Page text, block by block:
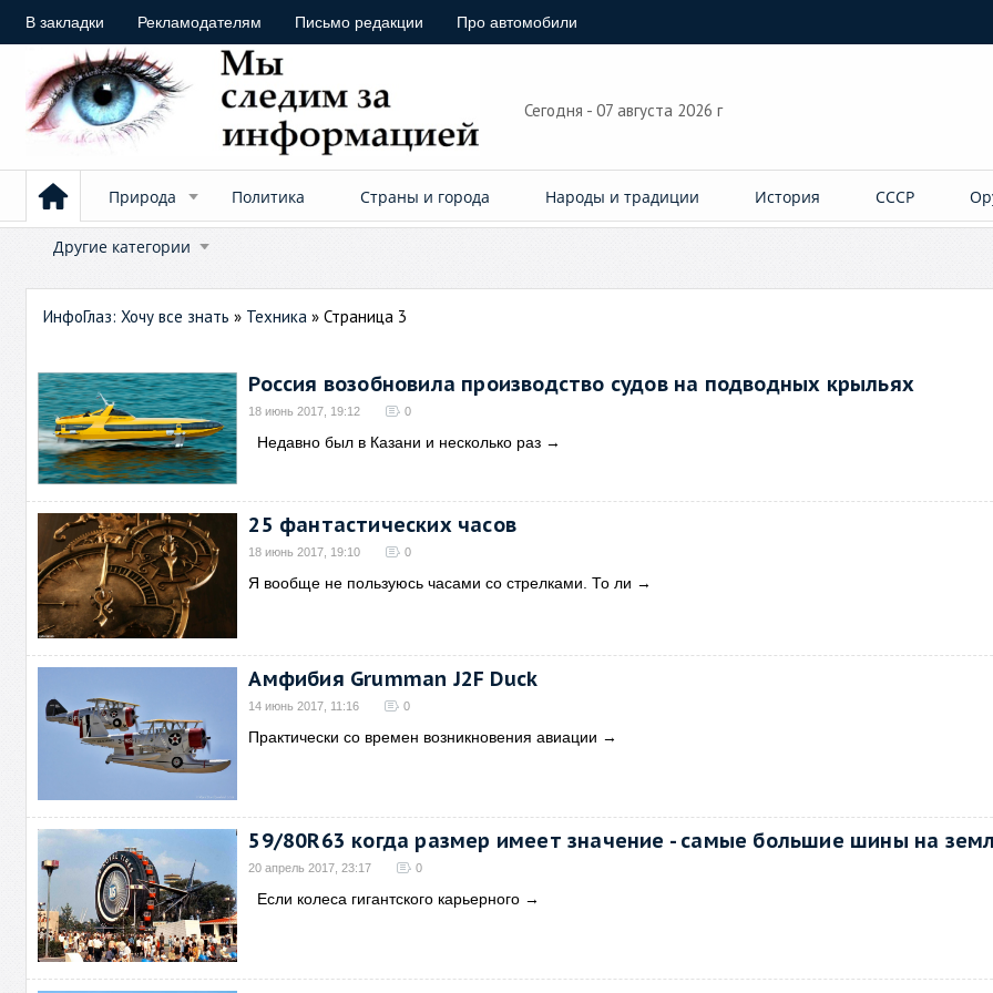
В закладки Рекламодателям Письмо редакции Про автомобили
Сегодня - 07 августа 2026 г
Природа Политика Страны и города Народы и традиции История СССР
Другие категории
ИнфоГлаз: Хочу все знать » Техника » Страница 3
Россия возобновила производство судов на подводных крыльях
18 июнь 2017, 19:12 0
Недавно был в Казани и несколько раз →
25 фантастических часов
18 июнь 2017, 19:10 0
Я вообще не пользуюсь часами со стрелками. То ли →
Амфибия Grumman J2F Duck
14 июнь 2017, 11:16 0
Практически со времен возникновения авиации →
59/80R63 когда размер имеет значение - самые большие шины на
20 апрель 2017, 23:17 0
Если колеса гигантского карьерного →